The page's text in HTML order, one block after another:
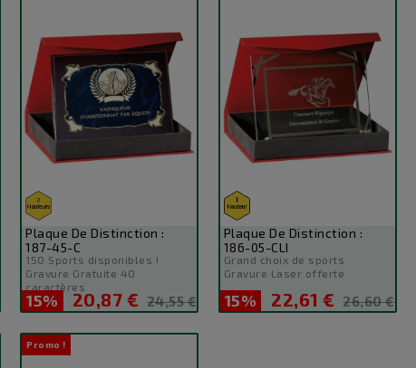
15%
Plaque De Distinction :
187-45-C
150 Sports disponibles !
Gravure Gratuite 40
caractères
Prix
20,87 € Prix
base
24,55 € 15%
Plaque De Distinction :
186-05-CLI
Grand choix de sports
Gravure Laser offerte
Prix
22,61 € Prix
26,60 €
Promo !